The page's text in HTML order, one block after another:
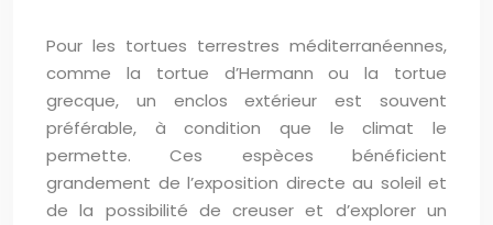
Pour les tortues terrestres méditerranéennes,
comme la tortue d’Hermann ou la tortue
grecque, un enclos extérieur est souvent
préférable, à condition que le climat le
permette. Ces espèces bénéficient
grandement de l’exposition directe au soleil et
de la possibilité de creuser et d’explorer un